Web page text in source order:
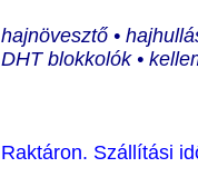
hajnövesztő •
DHT blokkolók •
Raktáron. Szállítási